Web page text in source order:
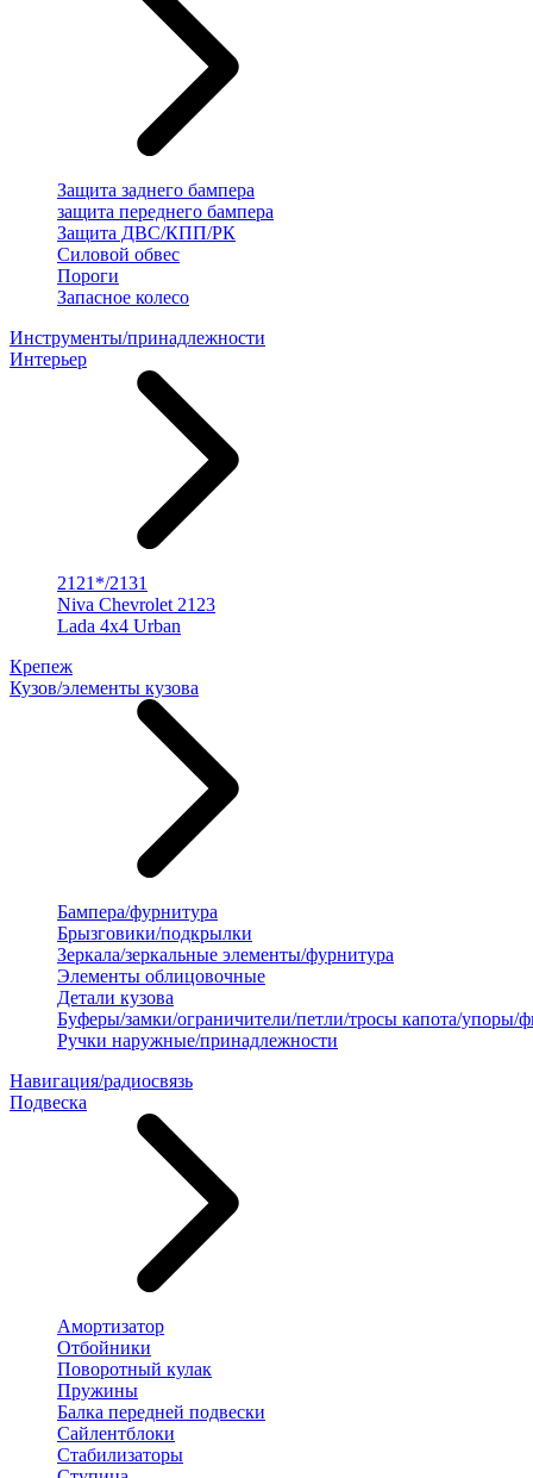
Защита заднего бампера
защита переднего бампера
Защита ДВС/КПП/РК
Силовой обвес
Пороги
Запасное колесо
Инструменты/принадлежности
Интерьер
2121*/2131
Niva Chevrolet 2123
Lada 4x4 Urban
Крепеж
Кузов/элементы кузова
Бампера/фурнитура
Брызговики/подкрылки
Зеркала/зеркальные элементы/фурнитура
Элементы облицовочные
Детали кузова
Буферы/замки/ограничители/петли/тросы капота/упоры/
Ручки наружные/принадлежности
Навигация/радиосвязь
Подвеска
Амортизатор
Отбойники
Поворотный кулак
Пружины
Балка передней подвески
Сайлентблоки
Стабилизаторы